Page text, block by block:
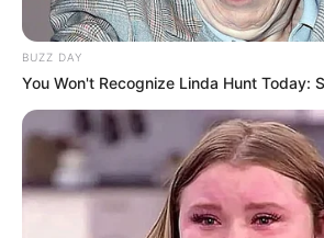
BUZZ DAY
You Won't Recognize Linda Hunt Today: